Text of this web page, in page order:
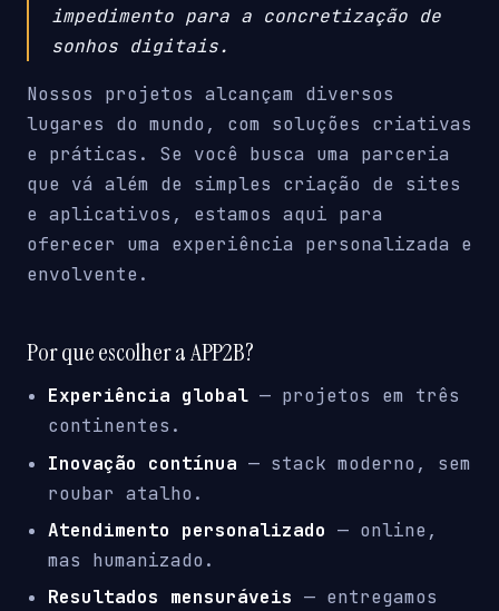
impedimento para a concretização de
sonhos digitais.
Nossos projetos alcançam diversos
lugares do mundo, com soluções criativas
e práticas. Se você busca uma parceria
que vá além de simples criação de sites
e aplicativos, estamos aqui para
oferecer uma experiência personalizada e
envolvente.
Por que escolher a APP2B?
Experiência global — projetos em três
continentes.
Inovação contínua — stack moderno, sem
roubar atalho.
Atendimento personalizado — online,
mas humanizado.
Resultados mensuráveis — entregamos